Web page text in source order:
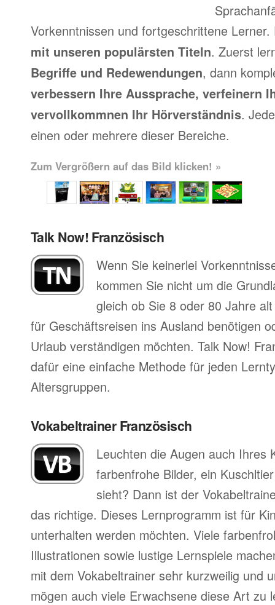
Vorkenntnissen und fortgeschrittene
mit unseren populärsten Titeln. Zuerst
Begriffe und Redewendungen, dann
verbessern Ihre Aussprache, verfeinern
vervollkommnen Ihr Hörverständnis.
einen oder mehrere dieser Bereiche.
Zum Vergrößern auf das Bild klicken! »
Talk Now! Französisch
Wenn Sie keinerlei
kommen Sie nicht um die
gleich ob Sie 8 oder 80 Jahre
für Geschäftsreisen ins Ausland benötigen
Urlaub verständigen möchten. Talk Now!
dafür eine einfache Methode für jeden
Altersgruppen.
Vokabeltrainer Französisch
Leuchten die Augen auch Ihres
farbenfrohe Bilder, ein
sieht? Dann ist der
das richtige. Dieses Lernprogramm ist für
unterhalten werden möchten. Viele
Illustrationen sowie lustige Lernspiele
mit dem Vokabeltrainer sehr kurzweilig und
mögen auch viele Erwachsene diese Art zu